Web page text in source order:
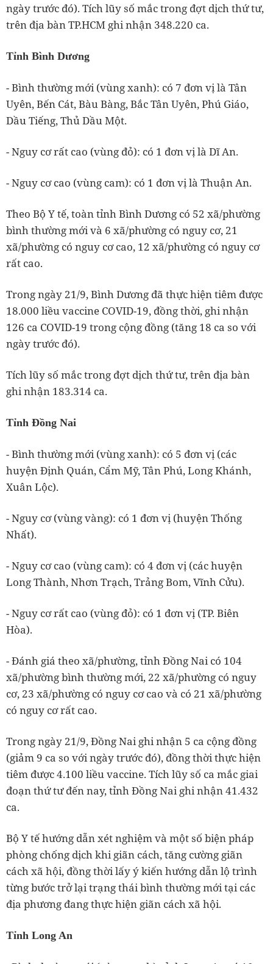
ngày trước đó). Tích lũy số mắc trong đợt dịch thứ tư,
trên địa bàn TP.HCM ghi nhận 348.220 ca.
Tỉnh Bình Dương
- Bình thường mới (vùng xanh): có 7 đơn vị là Tân
Uyên, Bến Cát, Bàu Bàng, Bắc Tân Uyên, Phú Giáo,
Dầu Tiếng, Thủ Dầu Một.
- Nguy cơ rất cao (vùng đỏ): có 1 đơn vị là Dĩ An.
- Nguy cơ cao (vùng cam): có 1 đơn vị là Thuận An.
Theo Bộ Y tế, toàn tỉnh Bình Dương có 52 xã/phường
bình thường mới và 6 xã/phường có nguy cơ, 21
xã/phường có nguy cơ cao, 12 xã/phường có nguy cơ
rất cao.
Trong ngày 21/9, Bình Dương đã thực hiện tiêm được
18.000 liều vaccine COVID-19, đồng thời, ghi nhận
126 ca COVID-19 trong cộng đồng (tăng 18 ca so với
ngày trước đó).
Tích lũy số mắc trong đợt dịch thứ tư, trên địa bàn
ghi nhận 183.314 ca.
Tỉnh Đồng Nai
- Bình thường mới (vùng xanh): có 5 đơn vị (các
huyện Định Quán, Cẩm Mỹ, Tân Phú, Long Khánh,
Xuân Lộc).
- Nguy cơ (vùng vàng): có 1 đơn vị (huyện Thống
Nhất).
- Nguy cơ cao (vùng cam): có 4 đơn vị (các huyện
Long Thành, Nhơn Trạch, Trảng Bom, Vĩnh Cửu).
- Nguy cơ rất cao (vùng đỏ): có 1 đơn vị (TP. Biên
Hòa).
- Đánh giá theo xã/phường, tỉnh Đồng Nai có 104
xã/phường bình thường mới, 22 xã/phường có nguy
cơ, 23 xã/phường có nguy cơ cao và có 21 xã/phường
có nguy cơ rất cao.
Trong ngày 21/9, Đồng Nai ghi nhận 5 ca cộng đồng
(giảm 9 ca so với ngày trước đó), đồng thời thực hiện
tiêm được 4.100 liều vaccine. Tích lũy số ca mắc giai
đoạn thứ tư đến nay, tỉnh Đồng Nai ghi nhận 41.432
ca.
Bộ Y tế hướng dẫn xét nghiệm và một số biện pháp
phòng chống dịch khi giãn cách, tăng cường giãn
cách xã hội, đồng thời lấy ý kiến hướng dẫn lộ trình
từng bước trở lại trạng thái bình thường mới tại các
địa phương đang thực hiện giãn cách xã hội.
Tỉnh Long An